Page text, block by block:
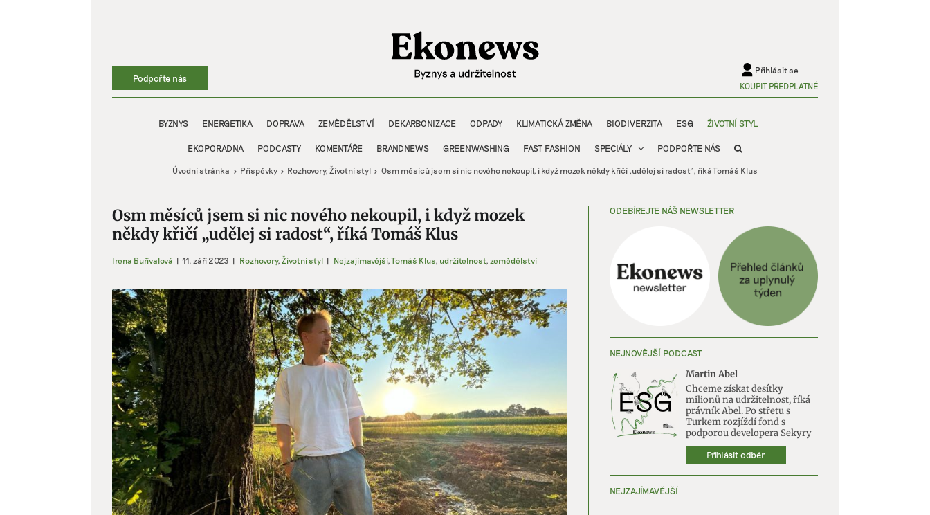
Podpořte nás
Přihlásit se
KOUPIT PŘEDPLATNÉ
BYZNYS ENERGETIKA DOPRAVA ZEMĚDĚLSTVÍ DEKARBONIZACE ODPADY KLIMATICKÁ ZMĚNA BIODIVERZITA ESG ŽIVOTNÍ STYL
EKOPORADNA PODCASTY KOMENTÁŘE BRANDNEWS GREENWASHING FAST FASHION SPECIÁLY PODPOŘTE NÁS
Úvodní stránka Příspěvky Rozhovory Životní styl Osm měsíců jsem si nic nového nekoupil, i když mozek někdy křičí „udělej si radost“, říká Tomáš Klus
Osm měsíců jsem si nic nového nekoupil, i když mozek
někdy křičí „udělej si radost“, říká Tomáš Klus
Irena Buřívalová | 11. září 2023 | Rozhovory, Životní styl | Nejzajímavější,Tomáš Klus, udržitelnost, zemědělství
Zobrazit
větší
obrázek
ODEBÍREJTE NÁŠ NEWSLETTER
NEJNOVĚJŠÍ PODCAST
Martin Abel
Chceme získat desítky
milionů na udržitelnost, říká
právník Abel. Po střetu s
Turkem rozjíždí fond s
podporou developera Sekyry
Přihlásit odběr
NEJZAJÍMAVĚJŠÍ